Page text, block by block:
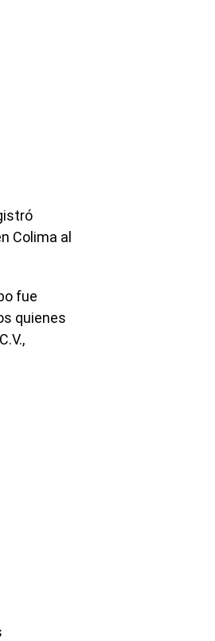
Colima al
fue
quienes